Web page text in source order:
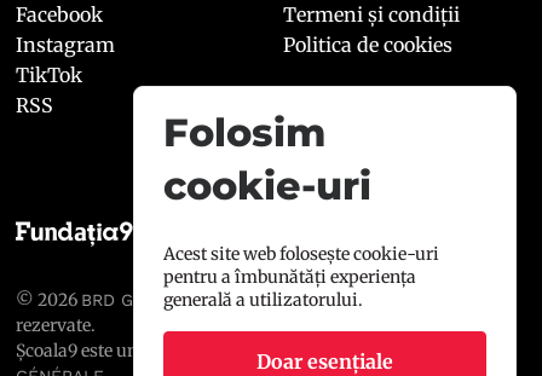
Facebook
Instagram
TikTok
RSS
Termeni și condiții
Politica de cookies
© 2026 BRD GROUPE SOCIÉTÉ GÉNÉRALE
rezervate.
Școala9 este un proiect susținut de
BRD GROUPE SOCIÉTÉ
Folosim
cookie-uri
Acest site web folosește cookie-uri
pentru a îmbunătăți experiența
generală a utilizatorului.
Doar esențiale